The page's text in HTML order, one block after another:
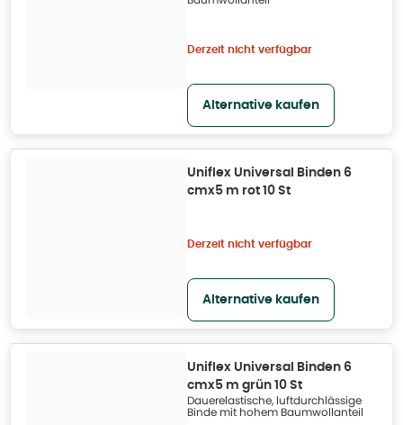
Derzeit nicht verfügbar
Alternative kaufen
Uniflex Universal Binden 6
cmx5 m rot 10 St
Derzeit nicht verfügbar
Alternative kaufen
Uniflex Universal Binden 6
cmx5 m grün 10 St
Dauerelastische, luftdurchlässige
Binde mit hohem Baumwollanteil